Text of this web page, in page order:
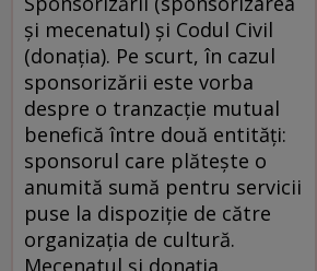
şi mecenatul) şi Codul Civil
(donaţia). Pe scurt, în cazul
sponsorizării este vorba
despre o tranzacţie mutual
benefică între două entităţi:
sponsorul care plăteşte o
anumită sumă pentru servicii
puse la dispoziţie de către
organizaţia de cultură.
Mecenatul şi donaţia,